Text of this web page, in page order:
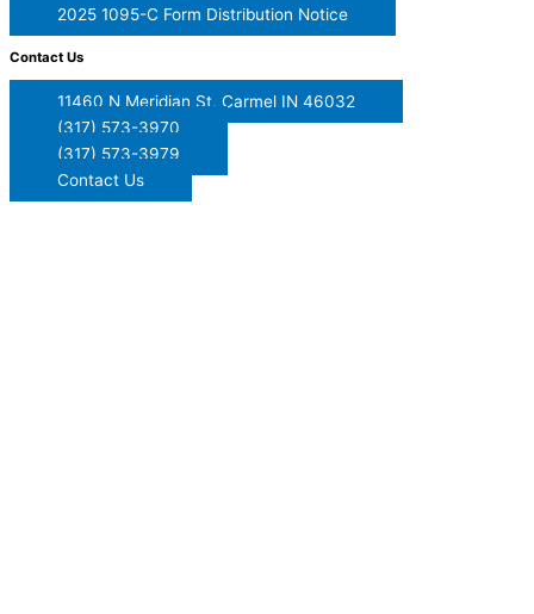
2025 1095-C Form Distribution Notice
Contact Us
11460 N Meridian St, Carmel IN 46032
(317) 573-3970
(317) 573-3979
Contact Us